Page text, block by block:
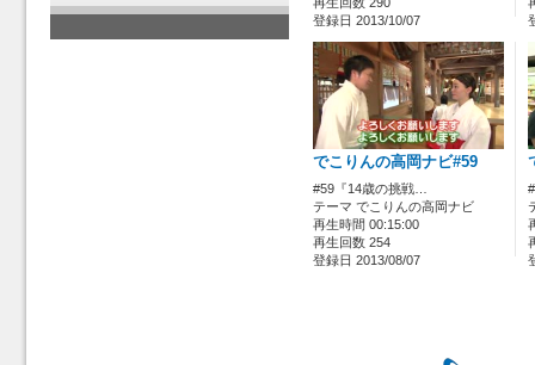
登録日 2013/10/07
でこりんの高岡ナビ#59
#59『14歳の挑戦…
テーマ でこりんの高岡ナビ
再生時間 00:15:00
再生回数 254
登録日 2013/08/07